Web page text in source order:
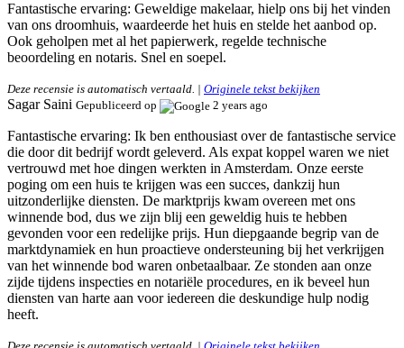
Fantastische ervaring: Geweldige makelaar, hielp ons bij het vinden
van ons droomhuis, waardeerde het huis en stelde het aanbod op.
Ook geholpen met al het papierwerk, regelde technische
beoordeling en notaris. Snel en soepel.
Deze recensie is automatisch vertaald. | Originele tekst bekijken
Sagar Saini Gepubliceerd op 2 years ago
Fantastische ervaring: Ik ben enthousiast over de fantastische service
die door dit bedrijf wordt geleverd. Als expat koppel waren we niet
vertrouwd met hoe dingen werkten in Amsterdam. Onze eerste
poging om een huis te krijgen was een succes, dankzij hun
uitzonderlijke diensten. De marktprijs kwam overeen met ons
winnende bod, dus we zijn blij een geweldig huis te hebben
gevonden voor een redelijke prijs. Hun diepgaande begrip van de
marktdynamiek en hun proactieve ondersteuning bij het verkrijgen
van het winnende bod waren onbetaalbaar. Ze stonden aan onze
zijde tijdens inspecties en notariële procedures, en ik beveel hun
diensten van harte aan voor iedereen die deskundige hulp nodig
heeft.